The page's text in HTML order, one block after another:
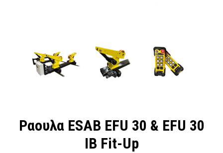
Ραουλα ESAB EFU 30 & EFU 30
IB Fit-Up